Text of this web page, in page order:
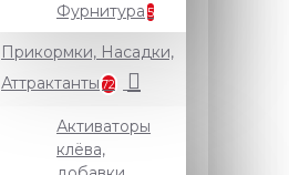
Фурнитура 5
Прикормки, Насадки,
Аттрактанты 72
Активаторы
клёва,